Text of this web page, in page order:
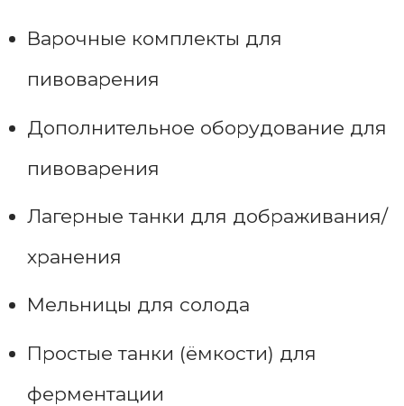
Варочные комплекты для
пивоварения
Дополнительное оборудование для
пивоварения
Лагерные танки для дображивания/
хранения
Мельницы для солода
Простые танки (ёмкости) для
ферментации